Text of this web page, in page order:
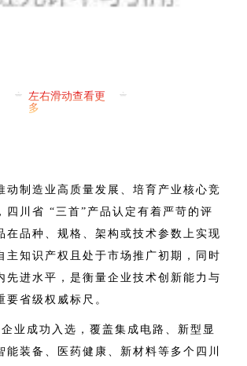
左右滑动查看更
多
动制造业高质量发展、培育产业核心竞
四川省 “三首”产品认定有着严苛的评
在品种、规格、架构或技术参数上实现
主知识产权且处于市场推广初期，同时
先进水平，是衡量企业技术创新能力与
要省级权威标尺。
业成功入选，覆盖集成电路、新型显
能装备、医药健康、新材料等多个四川